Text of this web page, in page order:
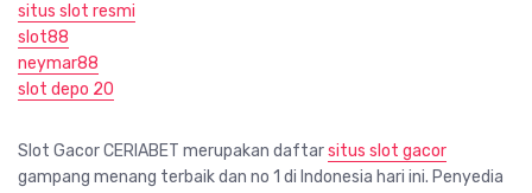
situs slot resmi
slot88
neymar88
slot depo 20
Slot Gacor CERIABET merupakan daftarsitus slot gacor
gampang menang terbaik dan no 1 di Indonesia hari ini. Penyedia